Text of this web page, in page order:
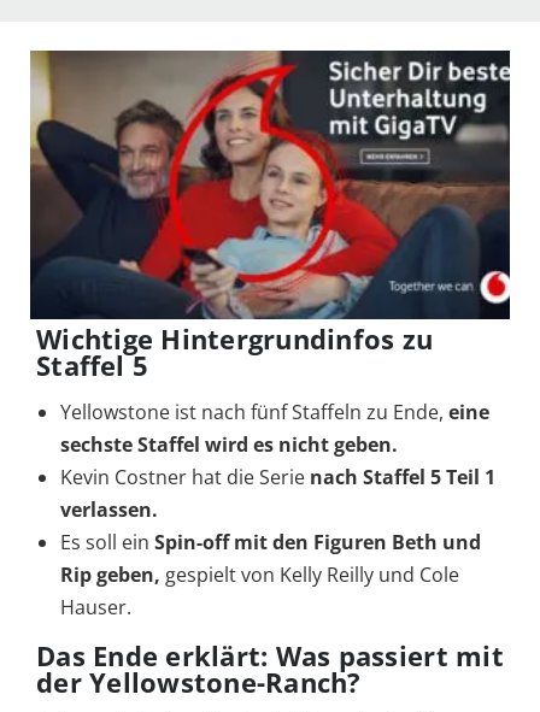
Wichtige Hintergrundinfos zu
Staffel 5
Yellowstone ist nach fünf Staffeln zu Ende, eine
sechste Staffel wird es nicht geben.
Kevin Costner hat die Serie nach Staffel 5 Teil 1
verlassen.
Es soll ein Spin-off mit den Figuren Beth und
Rip geben, gespielt von Kelly Reilly und Cole
Hauser.
Das Ende erklärt: Was passiert mit
der Yellowstone-Ranch?